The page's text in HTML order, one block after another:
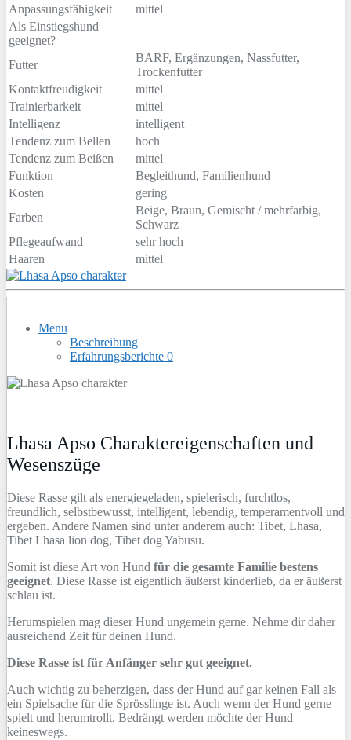
Anpassungsfähigkeit
mittel
Als Einstiegshund
geeignet?
Futter
BARF, Ergänzungen, Nassfutter,
Trockenfutter
Kontaktfreudigkeit
mittel
Trainierbarkeit
mittel
Intelligenz
intelligent
Tendenz zum Bellen
hoch
Tendenz zum Beißen
mittel
Funktion
Begleithund, Familienhund
Kosten
gering
Farben
Beige, Braun, Gemischt / mehrfarbig,
Schwarz
Pflegeaufwand
sehr hoch
Haaren
mittel
Menu
Beschreibung
Erfahrungsberichte 0
Lhasa Apso Charaktereigenschaften und
Wesenszüge
Diese Rasse gilt als energiegeladen, spielerisch, furchtlos,
freundlich, selbstbewusst, intelligent, lebendig, temperamentvoll und
ergeben. Andere Namen sind unter anderem auch: Tibet, Lhasa,
Tibet Lhasa lion dog, Tibet dog Yabusu.
Somit ist diese Art von Hund für die gesamte Familie bestens
geeignet. Diese Rasse ist eigentlich äußerst kinderlieb, da er äußerst
schlau ist.
Herumspielen mag dieser Hund ungemein gerne. Nehme dir daher
ausreichend Zeit für deinen Hund.
Diese Rasse ist für Anfänger sehr gut geeignet.
Auch wichtig zu beherzigen, dass der Hund auf gar keinen Fall als
ein Spielsache für die Sprösslinge ist. Auch wenn der Hund gerne
spielt und herumtrollt. Bedrängt werden möchte der Hund
keineswegs.